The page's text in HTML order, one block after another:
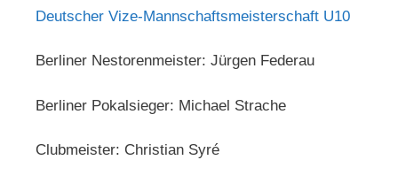
Deutscher Vize-Mannschaftsmeisterschaft U10
Berliner Nestorenmeister: Jürgen Federau
Berliner Pokalsieger: Michael Strache
Clubmeister: Christian Syré